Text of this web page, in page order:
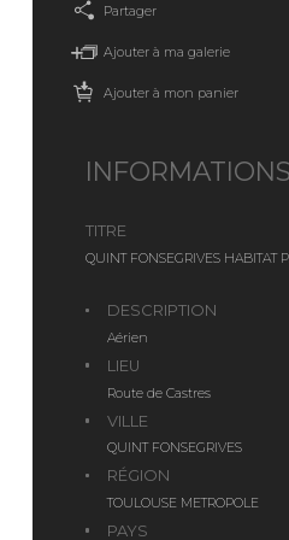
Partager
Ajouter à ma galerie
Ajouter à mon panier
TITRE
QUINT FONSEGRIVES HABITAT
DESCRIPTION
Aérien
LIEU
Route de Castres
VILLE
QUINT FONSEGRIVES
RÉGION
TOULOUSE METROPOLE
PAYS